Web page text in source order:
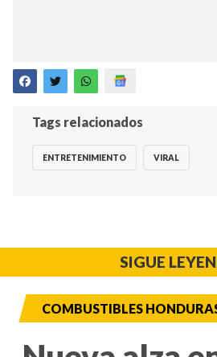
Tags relacionados
ENTRETENIMIENTO VIRAL
SIGUE
COMBUSTIBLES